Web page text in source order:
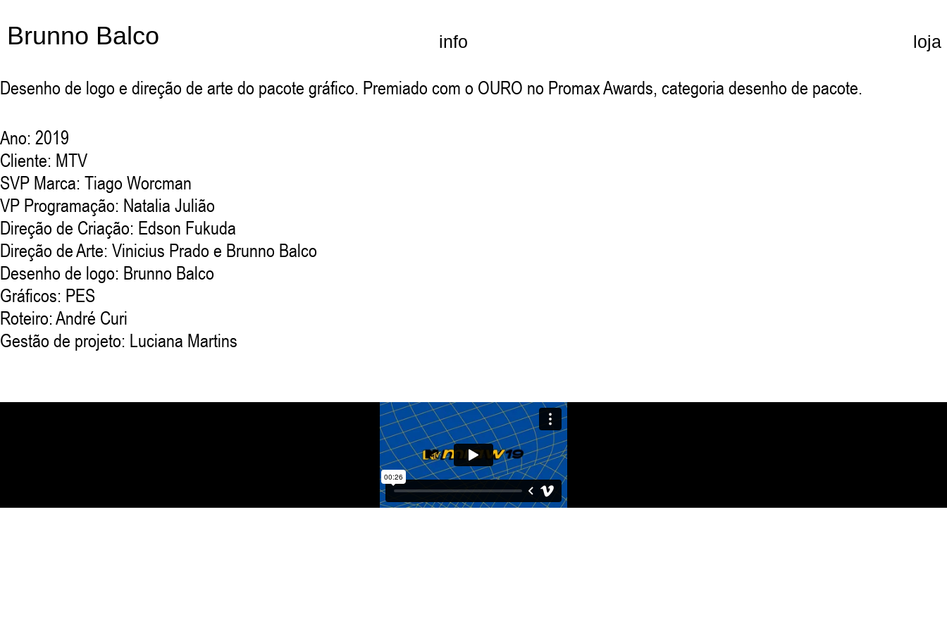
Brunno Balco info loja
Desenho de logo e direção de arte do pacote gráfico. Premiado com o OURO no Promax Awards, categoria desenho de pacote.
Ano: 2019
Cliente: MTV
SVP Marca: Tiago Worcman
VP Programação: Natalia Julião
Direção de Criação: Edson Fukuda
Direção de Arte: Vinicius Prado e Brunno Balco
Desenho de logo: Brunno Balco
Gráficos: PES
Roteiro: André Curi
Gestão de projeto: Luciana Martins